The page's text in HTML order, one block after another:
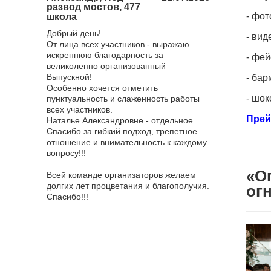
развод мостов, 477
школа
Добрый день!
От лица всех участников - выражаю
искреннюю благодарность за
великолепно организованный
Выпускной!
Особенно хочется отметить
пунктуальность и слаженность работы
всех участников.
Наталье Александровне - отдельное
Спасибо за гибкий подход, трепетное
отношение и внимательность к каждому
вопросу!!!
Всей команде организаторов желаем
долгих лет процветания и благополучия.
Спасибо!!!
Хочу
нас
достаточное,
и отдельное
всяких
ведущую, она
сильно меня
смысле, я не
Я благодарна
обязательно
агентство
Еще раз
-
-
-
-
-